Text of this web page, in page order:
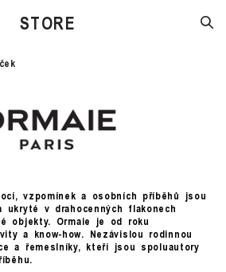
STORE
vzpomínek a osobních příběhů jsou
v drahocenných flakonech
objekty. Ormaie je od roku
a know-how. Nezávislou rodinnou
a řemeslníky, kteří jsou spoluautory